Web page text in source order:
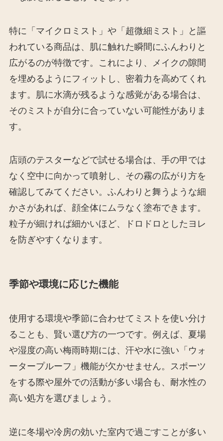
特に「マイクロミスト」や「超微細ミスト」と謳
われている商品は、肌に触れた瞬間にふんわりと
広がるのが特徴です。これにより、メイクの隙間
を埋めるようにフィットし、密着力を高めてくれ
ます。肌に水滴が残るような感覚がある場合は、
そのミストが自分に合っていない可能性がありま
す。
店頭のテスターなどで試せる場合は、手の甲では
なく空中に向かって噴射し、その霧の広がり方を
確認してみてください。ふんわりと舞うような細
かさがあれば、顔全体にムラなく塗布できます。
粒子が細ければ細かいほど、ドロドロとしたヨレ
を防ぎやすくなります。
季節や環境に応じた機能
使用する環境や季節に合わせてミストを使い分け
ることも、賢い選び方の一つです。例えば、夏場
や湿度の高い梅雨時期には、汗や水に強い「ウォ
ータープルーフ」機能が欠かせません。スポーツ
をする際や屋外での活動が多い場合も、耐水性の
高い処方を選びましょう。
逆に冬場や冷房の効いた室内で過ごすことが多い